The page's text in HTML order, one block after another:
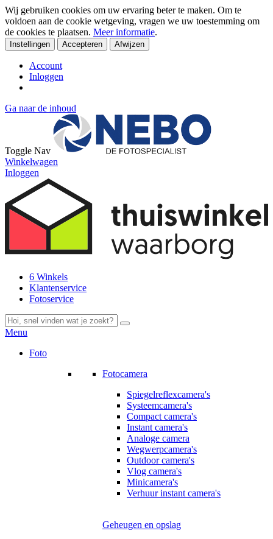
Wij gebruiken cookies om uw ervaring beter te maken. Om te
voldoen aan de cookie wetgeving, vragen we uw toestemming om
de cookies te plaatsen. Meer informatie.
Instellingen Accepteren Afwijzen
Account
Inloggen
Ga naar de inhoud
Toggle Nav
Winkelwagen
Inloggen
6 Winkels
Klantenservice
Fotoservice
Menu
Foto
Fotocamera
Spiegelreflexcamera's
Systeemcamera's
Compact camera's
Instant camera's
Analoge camera
Wegwerpcamera's
Outdoor camera's
Vlog camera's
Minicamera's
Verhuur instant camera's
Geheugen en opslag